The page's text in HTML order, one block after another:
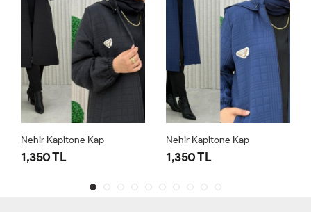
Nehir Kapitone Kap
1,350 TL
Nehir Kapitone Kap
1,350 TL